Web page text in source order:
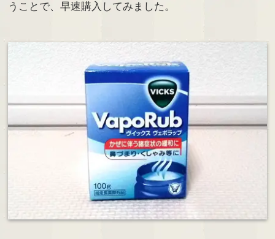
うことで、早速購入してみました。